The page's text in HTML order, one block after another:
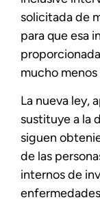
solicitada de
para que esa
mucho
La nueva ley,
sustituye a la
siguen
de las
internos de